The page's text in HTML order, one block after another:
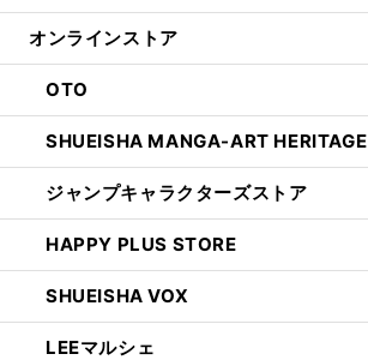
オンラインストア
OTO
SHUEISHA MANGA-ART HERITAGE
ジャンプキャラクターズストア
HAPPY PLUS STORE
SHUEISHA VOX
LEEマルシェ